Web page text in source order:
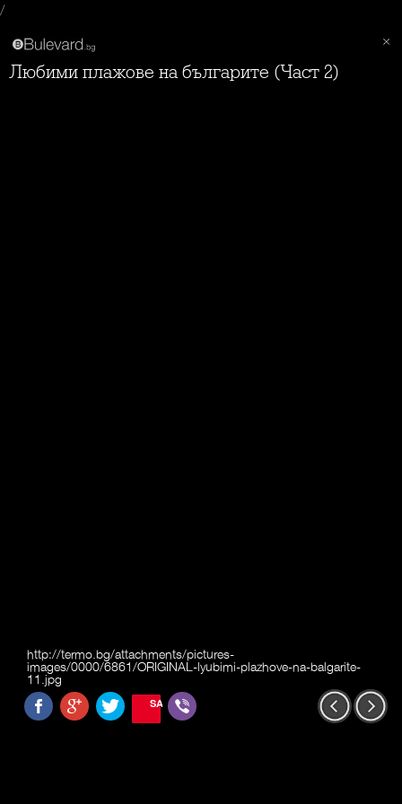
/
Любими плажове на българите (Част 2)
http://termo.bg/attachments/pictures-
images/0000/6861/ORIGINAL-lyubimi-plazhove-na-balgarite-
11.jpg
SAVE